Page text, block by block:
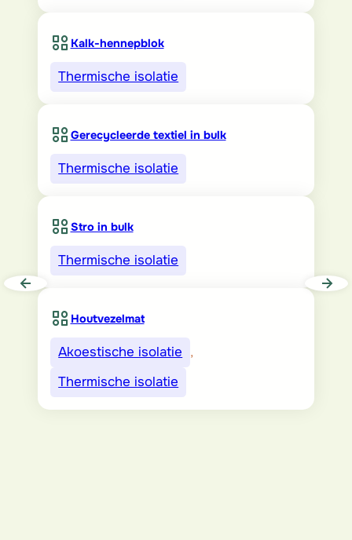
Kalk-hennepblok
Thermische isolatie
Gerecycleerde textiel in bulk
Thermische isolatie
Stro in bulk
Thermische isolatie
Houtvezelmat
Akoestische isolatie ,
Thermische isolatie